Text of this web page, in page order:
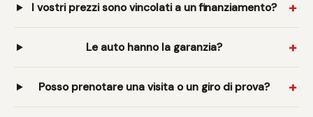
I vostri prezzi sono vincolati a un finanziamento?
Le auto hanno la garanzia?
Posso prenotare una visita o un giro di prova?